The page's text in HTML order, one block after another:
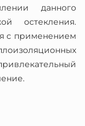
данного
остекления.
с применением